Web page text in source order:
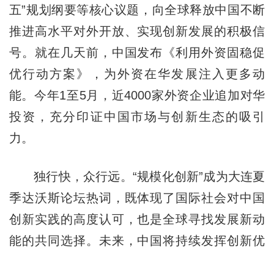
五”规划纲要等核心议题，向全球释放中国不断
推进高水平对外开放、实现创新发展的积极信
号。就在几天前，中国发布《利用外资固稳促
优行动方案》，为外资在华发展注入更多动
能。今年1至5月，近4000家外资企业追加对华
投资，充分印证中国市场与创新生态的吸引
力。
独行快，众行远。“规模化创新”成为大连夏
季达沃斯论坛热词，既体现了国际社会对中国
创新实践的高度认可，也是全球寻找发展新动
能的共同选择。未来，中国将持续发挥创新优